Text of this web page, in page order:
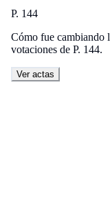
P. 144
Cómo fue cambiando
votaciones de P. 144.
Ver actas